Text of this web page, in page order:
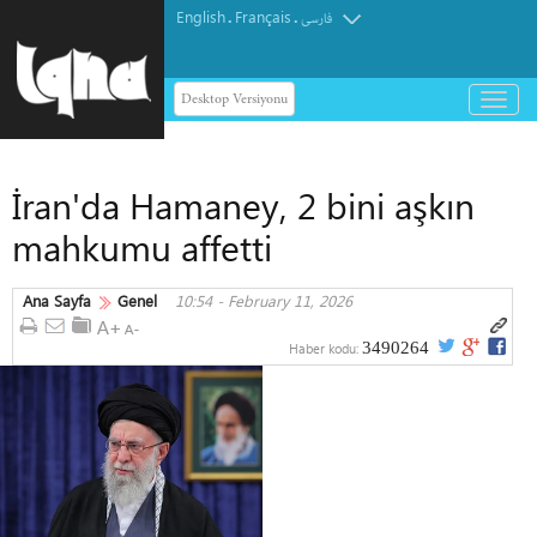
English. Français.فارسی
Desktop Versiyonu
باز
و
İran'da Hamaney, 2 bini aşkın
mahkumu affetti
Ana Sayfa Genel 10:54 - February 11, 2026
Haber kodu: 3490264